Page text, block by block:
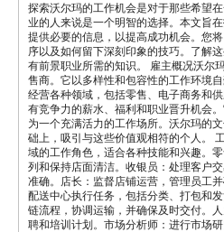
探索沃尔玛的工作机会是对于那些希望
业的人来说是一个明智的选择。本文旨
提供必要的信息，以提高成功机会。您
序以及如何留下深刻印象的技巧。了解
有前景职业所需的知识。 雇主概况沃尔
售商。它以多样性和包容性的工作环境
经营各种领域，包括零售、电子商务和
有竞争力的薪水、福利和职业晋升机会
为一个充满活力的工作场所。沃尔玛的
础上，吸引与这些价值观相符的个人。
域的工作角色，适合各种技能和兴趣。
列和保持店面清洁。收银员：处理客户
准确。店长：监督店铺运营，管理员工
配送中心执行任务，包括分类、打包和
链流程，协调运输，并确保及时交付。
聘和培训计划。市场分析师：进行市场